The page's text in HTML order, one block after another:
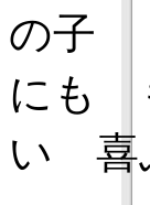
の子
にも
い 喜